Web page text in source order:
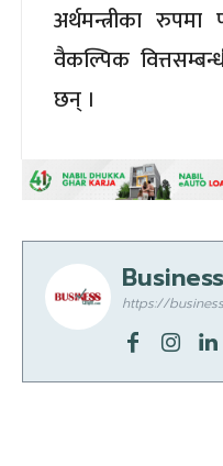
अर्थमन्त्रीका
वैकल्पिक
छन् ।
https://